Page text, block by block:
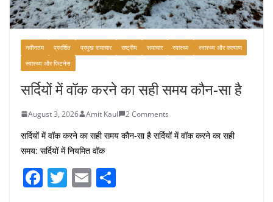
नवीनतम प्रदर्शित प्रमुख समाचार राष्ट्रीय समाचार स्वास्थ्य
स्वास्थ्य और कल्याण
स्वास्थ्य और फिटनेस
सर्दियों में वॉक करने का सही समय कौन-सा है
August 3, 2026 Amit Kaul 2 Comments
सर्दियों में वॉक करने का सही समय कौन-सा है सर्दियों में वॉक करने का सही
समय: सर्दियों में नियमित वॉक
F T E